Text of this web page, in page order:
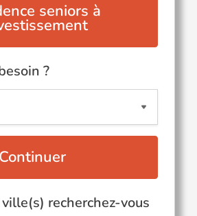
seniors à
?
Continuer
recherchez-vous